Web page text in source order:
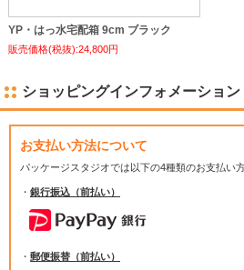
YP・はっ水宅配箱 9cm ブラック
販売価格(税抜):24,800円
ショッピングインフォメーション
お支払い方法について
パッケージスタジオでは以下の4種類のお支払い
・ 銀行振込（前払い）
・ 郵便振替（前払い）